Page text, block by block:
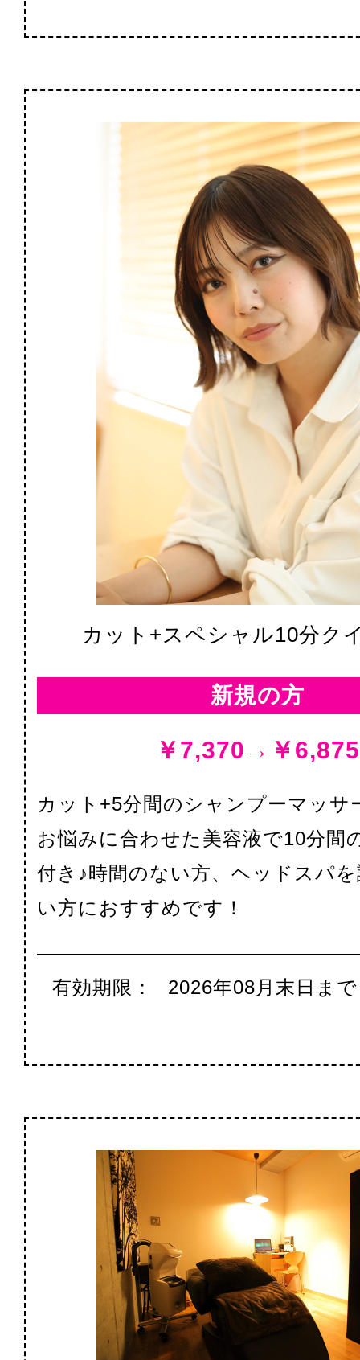
カット+スペシャル10分ク
新規の方
￥7,370→￥6,875
カット+5分間のシャンプーマッサ
お悩みに合わせた美容液で10分間
付き♪時間のない方、ヘッドスパ
い方におすすめです！
有効期限： 2026年08月末日まで